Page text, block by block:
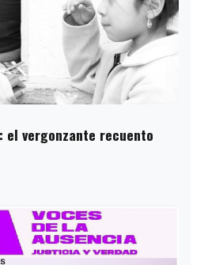
vergonzante recuento